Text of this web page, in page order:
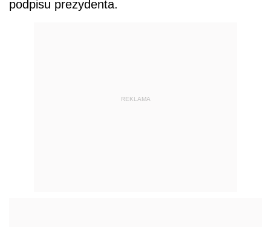
podpisu prezydenta.
REKLAMA